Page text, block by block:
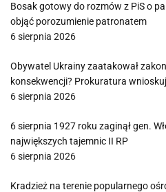
Bosak gotowy do rozmów z PiS o
objąć porozumienie patronatem
6 sierpnia 2026
Obywatel Ukrainy zaatakował
konsekwencji? Prokuratura
6 sierpnia 2026
6 sierpnia 1927 roku zaginął gen.
największych tajemnic II RP
6 sierpnia 2026
Kradzież na terenie popularnego